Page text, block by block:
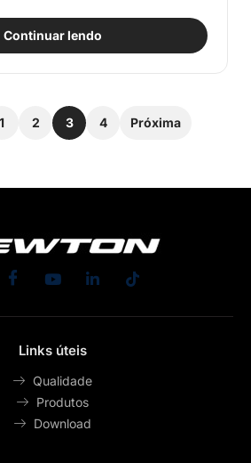
Continuar lendo
1 2 3 4 Próxima
Links úteis
Qualidade
Produtos
Download